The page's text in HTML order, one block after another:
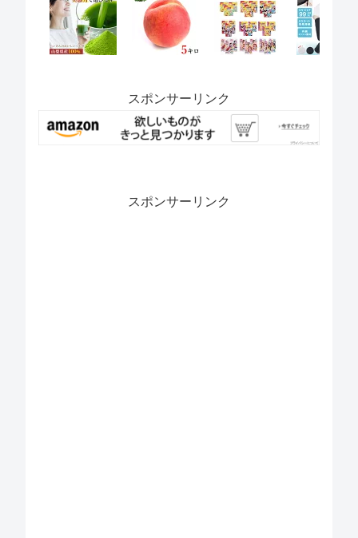
スポンサーリンク
スポンサーリンク